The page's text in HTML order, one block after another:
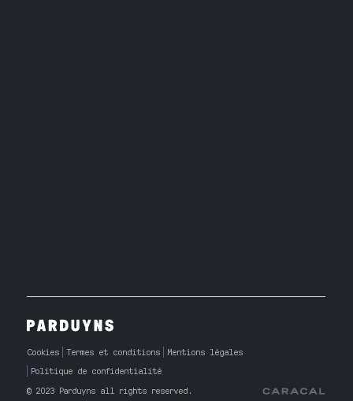
Cookies Termes et conditions
Mentions légales
Politique de confidentialité
© 2023 Parduyns all rights reserved.
Caracal Agency